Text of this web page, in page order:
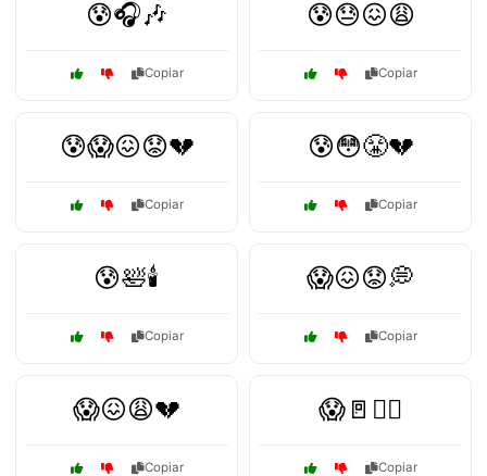
😰🎧🎶
Copiar
😰😓😖😩
Copiar
😰😱😖😟💔
Copiar
😰😳😤💔
Copiar
😰🛀🕯️
Copiar
😱😖😟💭
Copiar
😱😖😩💔
Copiar
😱🚪🏃‍♀️
Copiar